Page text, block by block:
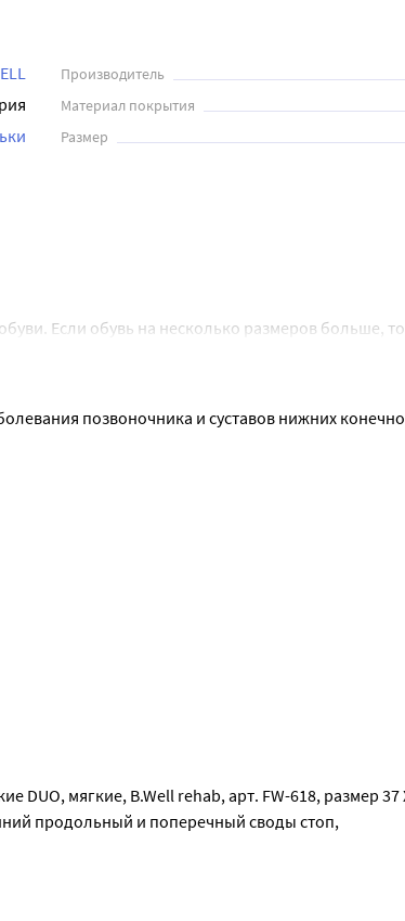
Производитель
Материал покрытия
Размер
Если обувь на несколько размеров больше, то
28,5см 28,5-29см 29-29,5см 29,5-30см
позвоночника и суставов нижних
мягкие, B.Well rehab, арт. FW-618, размер 37
продольный и поперечный своды стоп,